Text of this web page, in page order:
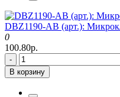
DBZ1190-AB (арт.):
0
100.80р.
-
В корзину